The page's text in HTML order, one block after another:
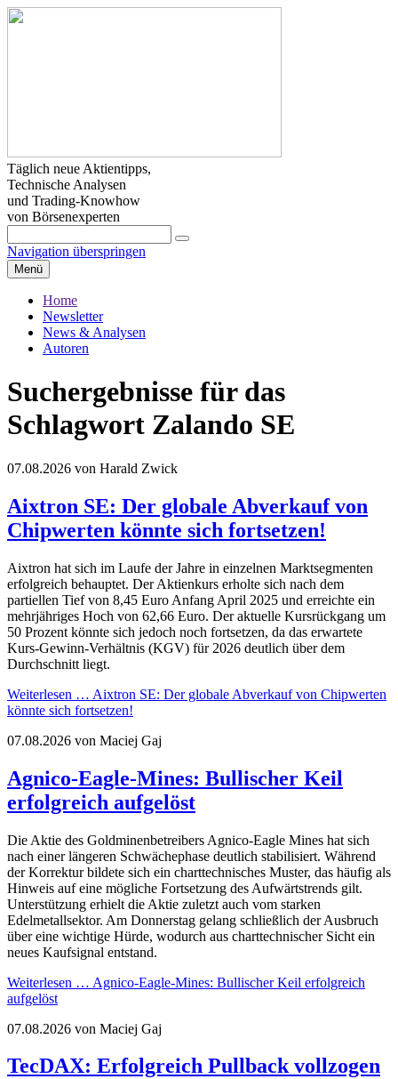
Täglich neue Aktientipps,
Technische Analysen
und Trading-Knowhow
von Börsenexperten
Navigation überspringen
Menü
Home
Newsletter
News & Analysen
Autoren
Suchergebnisse für das
Schlagwort Zalando SE
07.08.2026 von Harald Zwick
Aixtron SE: Der globale Abverkauf von
Chipwerten könnte sich fortsetzen!
Aixtron hat sich im Laufe der Jahre in einzelnen Marktsegmenten
erfolgreich behauptet. Der Aktienkurs erholte sich nach dem
partiellen Tief von 8,45 Euro Anfang April 2025 und erreichte ein
mehrjähriges Hoch von 62,66 Euro. Der aktuelle Kursrückgang um
50 Prozent könnte sich jedoch noch fortsetzen, da das erwartete
Kurs-Gewinn-Verhältnis (KGV) für 2026 deutlich über dem
Durchschnitt liegt.
Weiterlesen … Aixtron SE: Der globale Abverkauf von Chipwerten
könnte sich fortsetzen!
07.08.2026 von Maciej Gaj
Agnico-Eagle-Mines: Bullischer Keil
erfolgreich aufgelöst
Die Aktie des Goldminenbetreibers Agnico-Eagle Mines hat sich
nach einer längeren Schwächephase deutlich stabilisiert. Während
der Korrektur bildete sich ein charttechnisches Muster, das häufig als
Hinweis auf eine mögliche Fortsetzung des Aufwärtstrends gilt.
Unterstützung erhielt die Aktie zuletzt auch vom starken
Edelmetallsektor. Am Donnerstag gelang schließlich der Ausbruch
über eine wichtige Hürde, wodurch aus charttechnischer Sicht ein
neues Kaufsignal entstand.
Weiterlesen … Agnico-Eagle-Mines: Bullischer Keil erfolgreich
aufgelöst
07.08.2026 von Maciej Gaj
TecDAX: Erfolgreich Pullback vollzogen